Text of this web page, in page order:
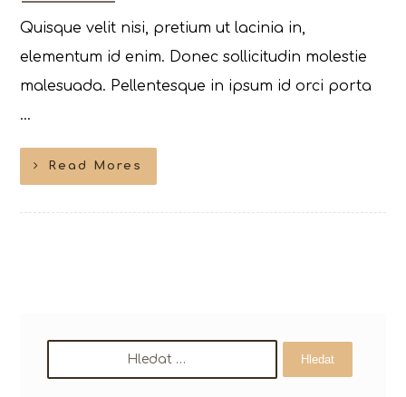
Quisque velit nisi, pretium ut lacinia in,
elementum id enim. Donec sollicitudin molestie
malesuada. Pellentesque in ipsum id orci porta
...
Read Mores
Hledat